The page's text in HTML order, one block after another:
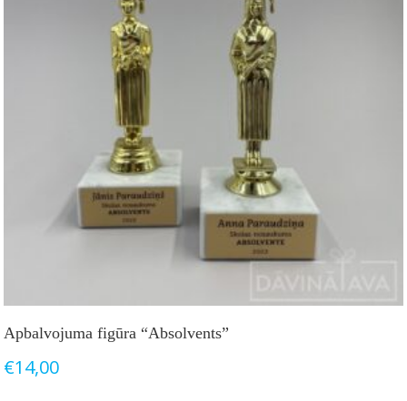
Apbalvojuma figūra “Absolvents”
€14,00